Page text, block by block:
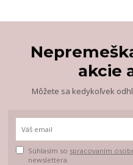
akcie
Môžete sa kedykoľvek
Súhlasím so spracovaním
newslettera.